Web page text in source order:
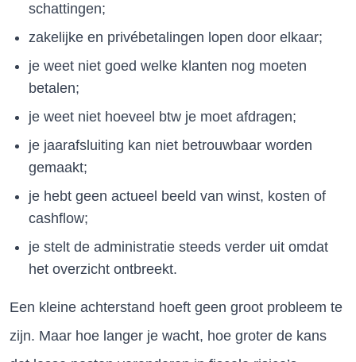
schattingen;
zakelijke en privébetalingen lopen door elkaar;
je weet niet goed welke klanten nog moeten
betalen;
je weet niet hoeveel btw je moet afdragen;
je jaarafsluiting kan niet betrouwbaar worden
gemaakt;
je hebt geen actueel beeld van winst, kosten of
cashflow;
je stelt de administratie steeds verder uit omdat
het overzicht ontbreekt.
Een kleine achterstand hoeft geen groot probleem te
zijn. Maar hoe langer je wacht, hoe groter de kans